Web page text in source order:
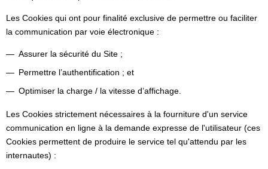
Les Cookies qui ont pour finalité exclusive de permettre ou faciliter
la communication par voie électronique :
Assurer la sécurité du Site ;
Permettre l’authentification ; et
Optimiser la charge / la vitesse d’affichage.
Les Cookies strictement nécessaires à la fourniture d'un service
communication en ligne à la demande expresse de l'utilisateur (ces
Cookies permettent de produire le service tel qu'attendu par les
internautes) :